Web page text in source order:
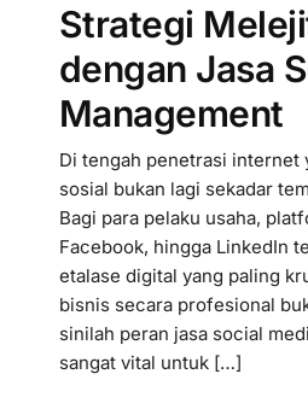
Strategi
dengan Jasa
Management
Di tengah penetrasi internet
sosial bukan lagi sekadar
Bagi para pelaku usaha,
Facebook, hingga LinkedIn
etalase digital yang paling
bisnis secara profesional
sinilah peran jasa social
sangat vital untuk […]